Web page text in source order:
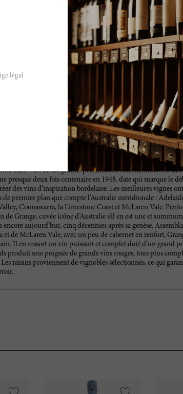
Sauvignon and was sourced from Barossa Valley,
suburbs of Adelaide. Aged in 100% new American oak
vanilla, toasted coconut, cedar, raspberries and
extraordinarily long, velvety finish, it's nevertheless
stored. Certainly at least on a par with such vintages as
triple digits
la renaissance du vin australien au début des années 1950,
étant l’un de ses grands précurseurs. Max Schubert est
presque deux fois centenaire en 1948, date qui marque le
des vins d’inspiration bordelaise. Les meilleures vignes
de premier plan que compte l’Australie méridionale :
Coonawarra, la Limestone Coast et McLaren Vale.
de Grange, cuvée icône d’Australie s’il en est une et
encore aujourd’hui, cinq décennies après sa genèse.
et de McLaren Vale, avec un peu de cabernet en renfort,
Il en ressort un vin puissant et complet doté d’un grand
produit une poignée de grands vins rouges, tous plus
Les raisins proviennent de vignobles sélectionnés, ce qui
légal